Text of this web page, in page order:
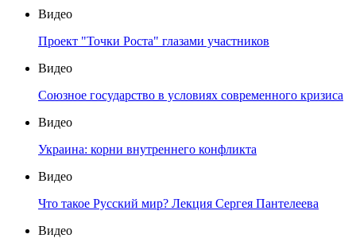
Видео
Проект "Точки Роста" глазами участников
Видео
Союзное государство в условиях современного кризиса
Видео
Украина: корни внутреннего конфликта
Видео
Что такое Русский мир? Лекция Сергея Пантелеева
Видео